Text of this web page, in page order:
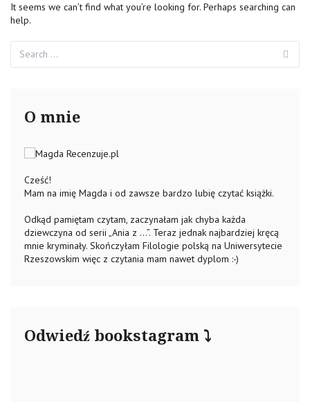
It seems we can’t find what you’re looking for. Perhaps searching can
help.
for:
O mnie
Cześć!
Mam na imię Magda i od zawsze bardzo lubię czytać książki.
Odkąd pamiętam czytam, zaczynałam jak chyba każda
dziewczyna od serii „Ania z …”. Teraz jednak najbardziej kręcą
mnie kryminały. Skończyłam Filologie polską na Uniwersytecie
Rzeszowskim więc z czytania mam nawet dyplom :-)
Odwiedź bookstagram ⤵